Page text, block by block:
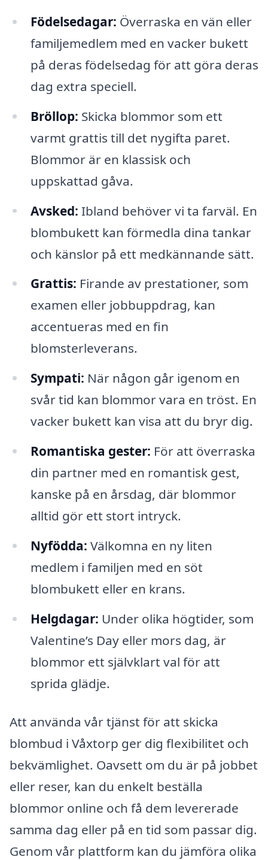
Födelsedagar: Överraska en vän eller
familjemedlem med en vacker bukett
på deras födelsedag för att göra deras
dag extra speciell.
Bröllop: Skicka blommor som ett
varmt grattis till det nygifta paret.
Blommor är en klassisk och
uppskattad gåva.
Avsked: Ibland behöver vi ta farväl. En
blombukett kan förmedla dina tankar
och känslor på ett medkännande sätt.
Grattis: Firande av prestationer, som
examen eller jobbuppdrag, kan
accentueras med en fin
blomsterleverans.
Sympati: När någon går igenom en
svår tid kan blommor vara en tröst. En
vacker bukett kan visa att du bryr dig.
Romantiska gester: För att överraska
din partner med en romantisk gest,
kanske på en årsdag, där blommor
alltid gör ett stort intryck.
Nyfödda: Välkomna en ny liten
medlem i familjen med en söt
blombukett eller en krans.
Helgdagar: Under olika högtider, som
Valentine’s Day eller mors dag, är
blommor ett självklart val för att
sprida glädje.
Att använda vår tjänst för att skicka
blombud i Våxtorp ger dig flexibilitet och
bekvämlighet. Oavsett om du är på jobbet
eller reser, kan du enkelt beställa
blommor online och få dem levererade
samma dag eller på en tid som passar dig.
Genom vår plattform kan du jämföra olika